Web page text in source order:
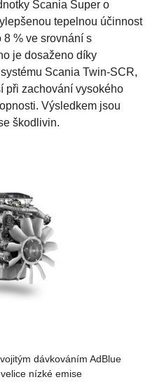
Scania Super o
tepelnou účinnost
% ve srovnání s
je dosaženo díky
Scania Twin-SCR,
při zachování vysokého
Výsledkem jsou
škodlivin.
dávkováním AdBlue
nízké emise